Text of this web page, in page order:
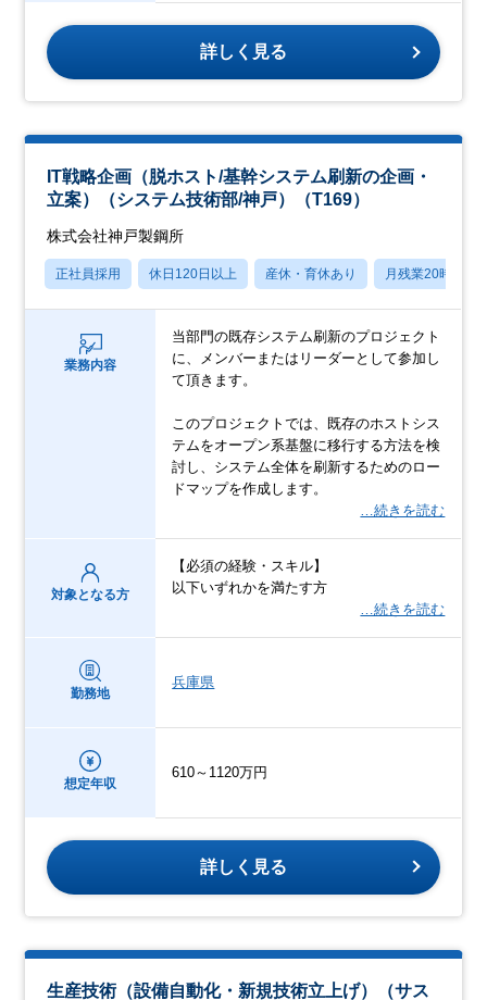
詳しく見る
IT戦略企画（脱ホスト/基幹システム刷新の企画・
立案）（システム技術部/神戸）（T169）
株式会社神戸製鋼所
正社員採用 休日120日以上 産休・育休あり 月残業20時間以
業務内容
当部門の既存システム刷新のプロジェクト
に、メンバーまたはリーダーとして参加し
て頂きます。
このプロジェクトでは、既存のホストシス
テムをオープン系基盤に移行する方法を検
討し、システム全体を刷新するためのロー
ドマップを作成します。
…続きを読む
対象となる方
【必須の経験・スキル】
以下いずれかを満たす方
…続きを読む
勤務地
兵庫県
想定年収
610～1120万円
詳しく見る
生産技術（設備自動化・新規技術立上げ）（サス